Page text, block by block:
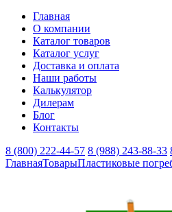
Главная
О компании
Каталог товаров
Каталог услуг
Доставка и оплата
Наши работы
Калькулятор
Дилерам
Блог
Контакты
8 (800) 222-44-57 8 (988) 243-88-33
ГлавнаяТоварыПластиковые